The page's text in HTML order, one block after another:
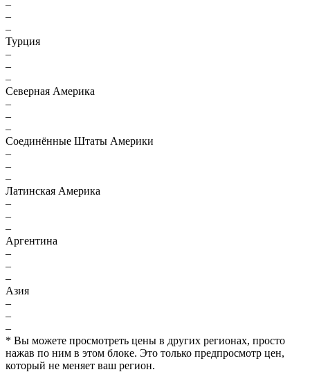
–
–
–
Турция
–
–
–
Северная Америка
–
–
–
Соединённые Штаты Америки
–
–
–
Латинская Америка
–
–
–
Аргентина
–
–
–
Азия
–
–
–
* Вы можете просмотреть цены в других регионах, просто
нажав по ним в этом блоке. Это только предпросмотр цен,
который не меняет ваш регион.